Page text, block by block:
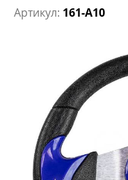
Артикул: 161-A10